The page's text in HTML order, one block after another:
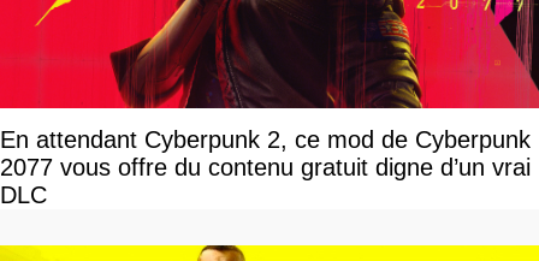
En attendant Cyberpunk 2, ce mod de Cyberpunk
2077 vous offre du contenu gratuit digne d’un vrai
DLC